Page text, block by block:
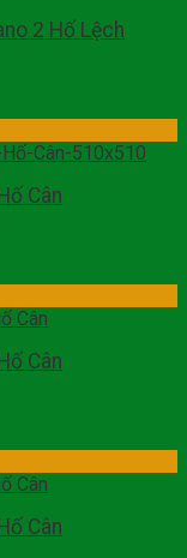
2 Hố Lệch
Cân
Cân
Cân